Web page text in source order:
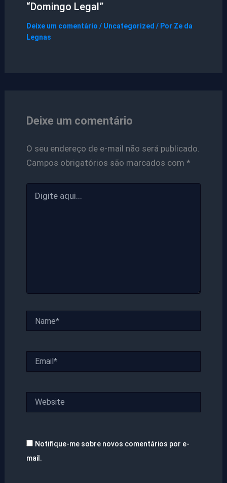
“Domingo Legal”
Deixe um comentário / Uncategorized / Por Ze da
Legnas
Deixe um comentário
O seu endereço de e-mail não será publicado.
Campos obrigatórios são marcados com *
aqui...
Notifique-me sobre novos comentários por e-
mail.